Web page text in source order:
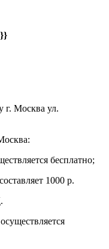
г. Москва ул.
бесплатно;
1000 р.